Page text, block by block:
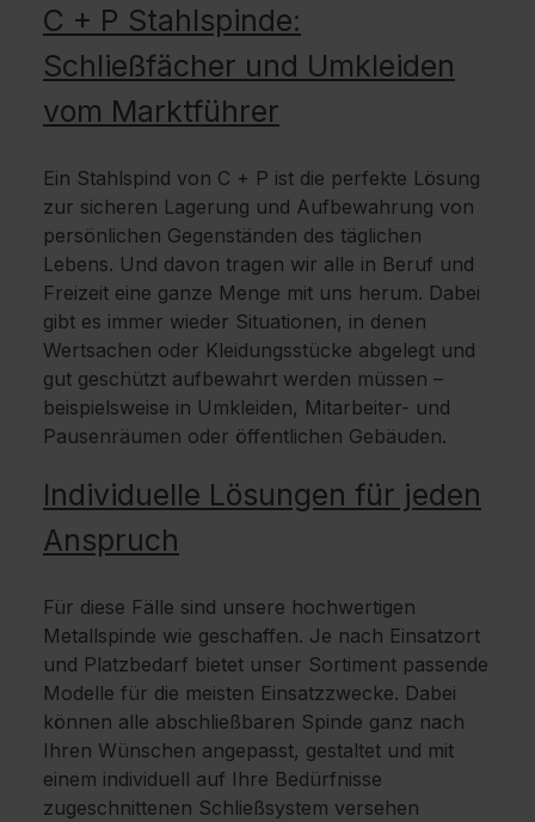
C + P Stahlspinde:
Schließfächer und Umkleiden
vom Marktführer
Ein Stahlspind von C + P ist die perfekte Lösung
zur sicheren Lagerung und Aufbewahrung von
persönlichen Gegenständen des täglichen
Lebens. Und davon tragen wir alle in Beruf und
Freizeit eine ganze Menge mit uns herum. Dabei
gibt es immer wieder Situationen, in denen
Wertsachen oder Kleidungsstücke abgelegt und
gut geschützt aufbewahrt werden müssen –
beispielsweise in Umkleiden, Mitarbeiter- und
Pausenräumen oder öffentlichen Gebäuden.
Individuelle Lösungen für jeden
Anspruch
Für diese Fälle sind unsere hochwertigen
Metallspinde wie geschaffen. Je nach Einsatzort
und Platzbedarf bietet unser Sortiment passende
Modelle für die meisten Einsatzzwecke. Dabei
können alle abschließbaren Spinde ganz nach
Ihren Wünschen angepasst, gestaltet und mit
einem individuell auf Ihre Bedürfnisse
zugeschnittenen Schließsystem versehen